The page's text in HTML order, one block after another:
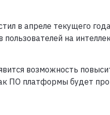
в апреле текущего
на
возможность
ПО платформы будет